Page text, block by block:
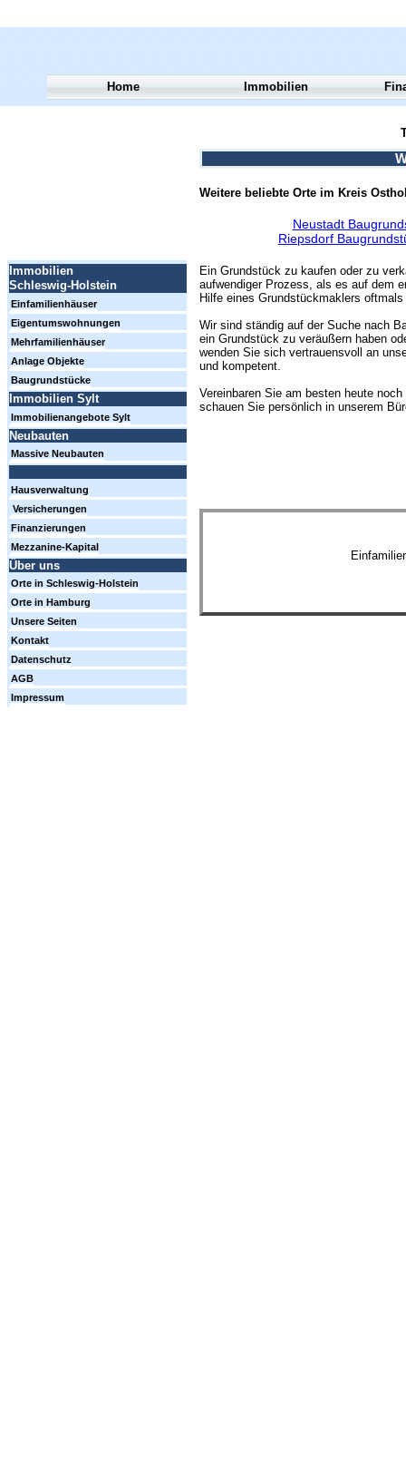
Weitere beliebte Orte im Kreis
Neustadt
Riepsdorf
Ein Grundstück zu kaufen oder zu
aufwendiger Prozess, als es auf dem
Hilfe eines Grundstückmaklers
Wir sind ständig auf der Suche nach
ein Grundstück zu veräußern haben
wenden Sie sich vertrauensvoll an
und kompetent.
Vereinbaren Sie am besten heute
schauen Sie persönlich in unserem
Home Immobilien
Immobilien
Schleswig-Holstein
Einfamilienhäuser
Eigentumswohnungen
Mehrfamilienhäuser
Anlage Objekte
Baugrundstücke
Immobilien Sylt
Immobilienangebote Sylt
Neubauten
Massive Neubauten
Hausverwaltung
Versicherungen
Finanzierungen
Mezzanine-Kapital
Über uns
Orte in Schleswig-Holstein
Orte in Hamburg
Unsere Seiten
Kontakt
Datenschutz
AGB
Impressum